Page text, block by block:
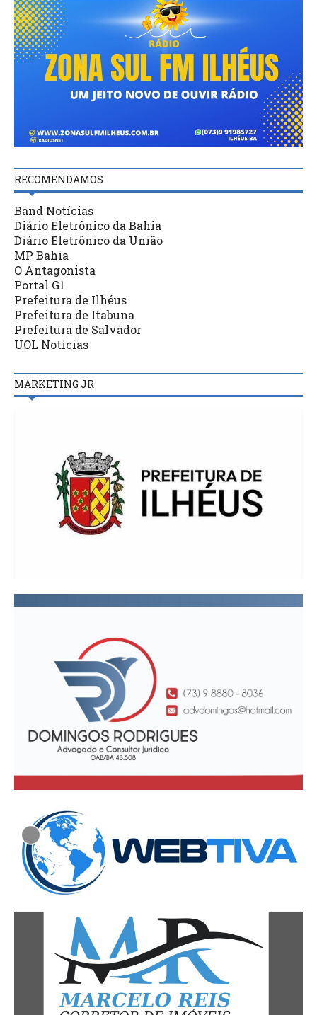
RECOMENDAMOS
Band Notícias
Diário Eletrônico da Bahia
Diário Eletrônico da União
MP Bahia
O Antagonista
Portal G1
Prefeitura de Ilhéus
Prefeitura de Itabuna
Prefeitura de Salvador
UOL Notícias
MARKETING JR